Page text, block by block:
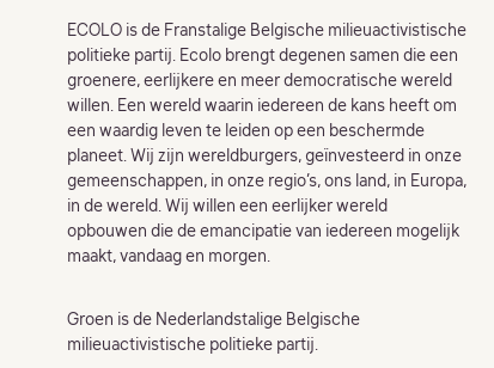
ECOLO is de Franstalige Belgische milieuactivistische
politieke partij. Ecolo brengt degenen samen die een
groenere, eerlijkere en meer democratische wereld
willen. Een wereld waarin iedereen de kans heeft om
een ​​waardig leven te leiden op een beschermde
planeet. Wij zijn wereldburgers, geïnvesteerd in onze
gemeenschappen, in onze regio’s, ons land, in Europa,
in de wereld. Wij willen een eerlijker wereld
opbouwen die de emancipatie van iedereen mogelijk
maakt, vandaag en morgen.
Groen is de Nederlandstalige Belgische
milieuactivistische politieke partij.